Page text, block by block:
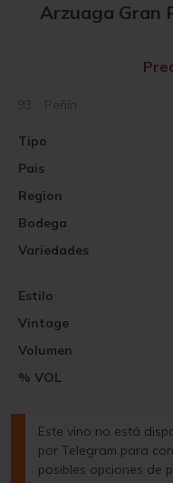
Arzuaga Gran
Peñín
Pais
Vintage
Region
Volumen
Bodega
% VOL
Variedades
Tipo
Estilo
Este vino no está
por Telegram para
posibles opciones de